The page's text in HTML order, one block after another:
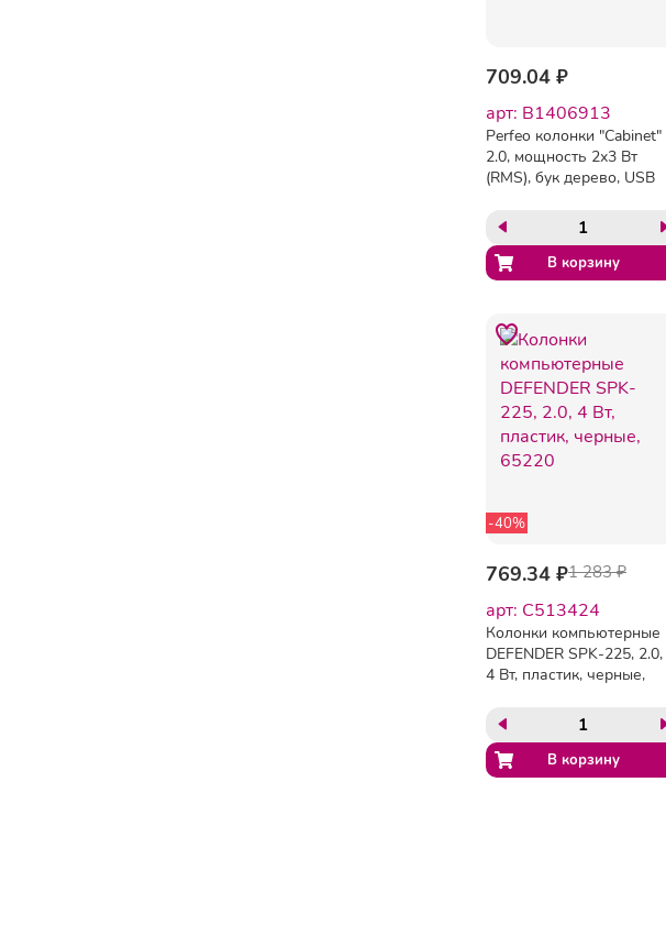
709.04 ₽
арт: B1406913
Perfeo колонки "Cabinet"
2.0, мощность 2х3 Вт
(RMS), бук дерево, USB
-40%
769.34 ₽1 283 ₽
арт: C513424
Колонки компьютерные
DEFENDER SPK-225, 2.0,
4 Вт, пластик, черные,